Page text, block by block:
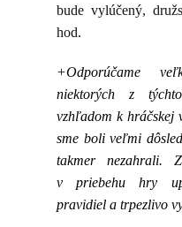
bude vylúčený,
hod.
+Odporúčame
niektorých z
vzhľadom k hráčskej
sme boli veľmi
takmer nezahrali.
v priebehu hry
pravidiel a trpezlivo